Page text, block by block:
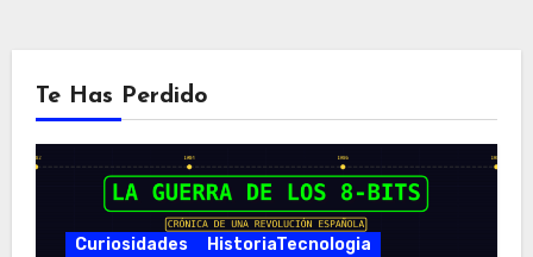
Te Has Perdido
Curiosidades
HistoriaTecnologia